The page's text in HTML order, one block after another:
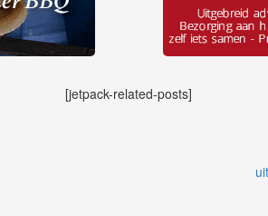
[jetpack-related-posts]